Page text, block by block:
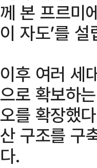
께 본 프르미
이 자도’를
이후 여러 세
으로 확보하
오를 확장했
산 구조를 구
다.